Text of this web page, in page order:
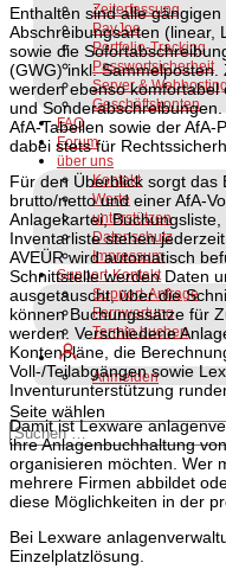
Zeiterfassung
PayJoe
Portfolio-Tracking
Passwortsicherheit
Server &
Geschäftskonten
FAQ
Forum
über uns
Kontakt
Werte
unterstützen
Datenschutz
Impressum
Support-Kontakt
Support-Anfrage
Fernwartung
Termin buchen
Anmelden
Seite wählen
Enthalten sind alle
Abschreibungsarten (linear,
sowie die
(GWG) inkl.
werden ebenso
und
AfA-Tabellen sowie der
dabei stets für
Für den Überblick sorgt das
brutto/netto und einer AfA-
Anlagekartei,
Inventarliste stehen
AVEÜR wird automatisch
Schnittstelle werden Daten
ausgetauscht, über die
können Buchungssätze für
werden. Verschiedene
Kontenpläne, die
Voll-/Teilabgängen sowie
Inventurunterstützung
Damit ist Lexware
ihre Anlagenbuchhaltung
organisieren möchten. Wer
mehrere Firmen abbildet
diese Möglichkeiten in der
Bei Lexware
Einzelplatzlösung.